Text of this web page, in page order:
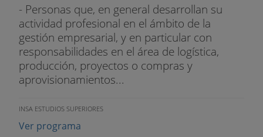
Normativa sobre seguridad e higiene en el trabajo.
Normativa a almacenamiento de las mercancías
peligrosas.
Normativa sobre el almacenamiento de las
perecederas.
- Personas que, en general desarrollan su
actividad profesional en el ámbito de la
gestión empresarial, y en particular con
responsabilidades en el área de logística,
producción, proyectos o compras y
aprovisionamientos...
INSA ESTUDIOS SUPERIORES
Ver programa